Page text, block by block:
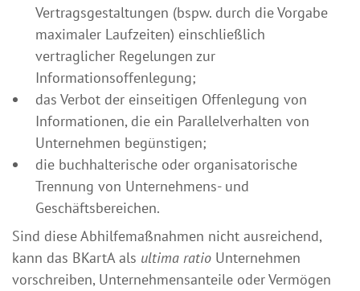
Vertragsgestaltungen (bspw. durch die Vorgabe
maximaler Laufzeiten) einschließlich
vertraglicher Regelungen zur
Informationsoffenlegung;
das Verbot der einseitigen Offenlegung von
Informationen, die ein Parallelverhalten von
Unternehmen begünstigen;
die buchhalterische oder organisatorische
Trennung von Unternehmens- und
Geschäftsbereichen.
Sind diese Abhilfemaßnahmen nicht ausreichend,
kann das BKartA als ultima ratio Unternehmen
vorschreiben, Unternehmensanteile oder Vermögen